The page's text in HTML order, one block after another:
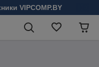
VIPCOMP.BY